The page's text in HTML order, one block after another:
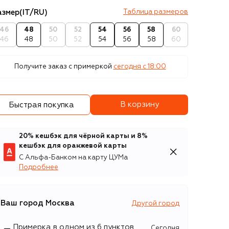
(IT/RU) Таблица размеров
46
46
48
48
50
50
52
52
54
54
56
56
58
58
60
60
Получите заказ с примеркой сегодня c 18:00
Быстрая покупка В корзину
20% кешбэк для чёрной карты и 8%
кешбэк для оранжевой карты
С Альфа-Банком на карту ЦУМа
Подробнее
Ваш город Москва Другой город
Примерка в одном из 6 пунктов